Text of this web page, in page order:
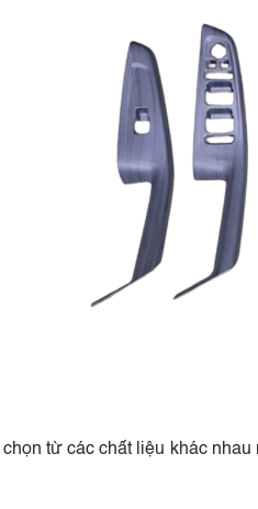
từ các chất liệu khác